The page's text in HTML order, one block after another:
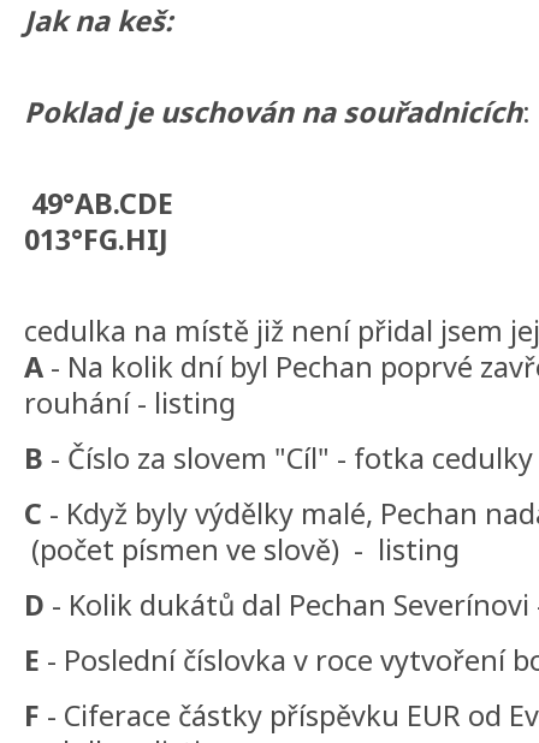
Jak na keš:
Poklad je uschován na souřadnicích:
49°AB.CDE
013°FG.HIJ
cedulka na místě již není přidal jsem
A - Na kolik dní byl Pechan poprvé
rouhání - listing
B - Číslo za slovem "Cíl" - fotka
C - Když byly výdělky malé, Pechan
(počet písmen ve slově) - listing
D - Kolik dukátů dal Pechan
E - Poslední číslovka v roce vytvoření
F - Ciferace částky příspěvku EUR od